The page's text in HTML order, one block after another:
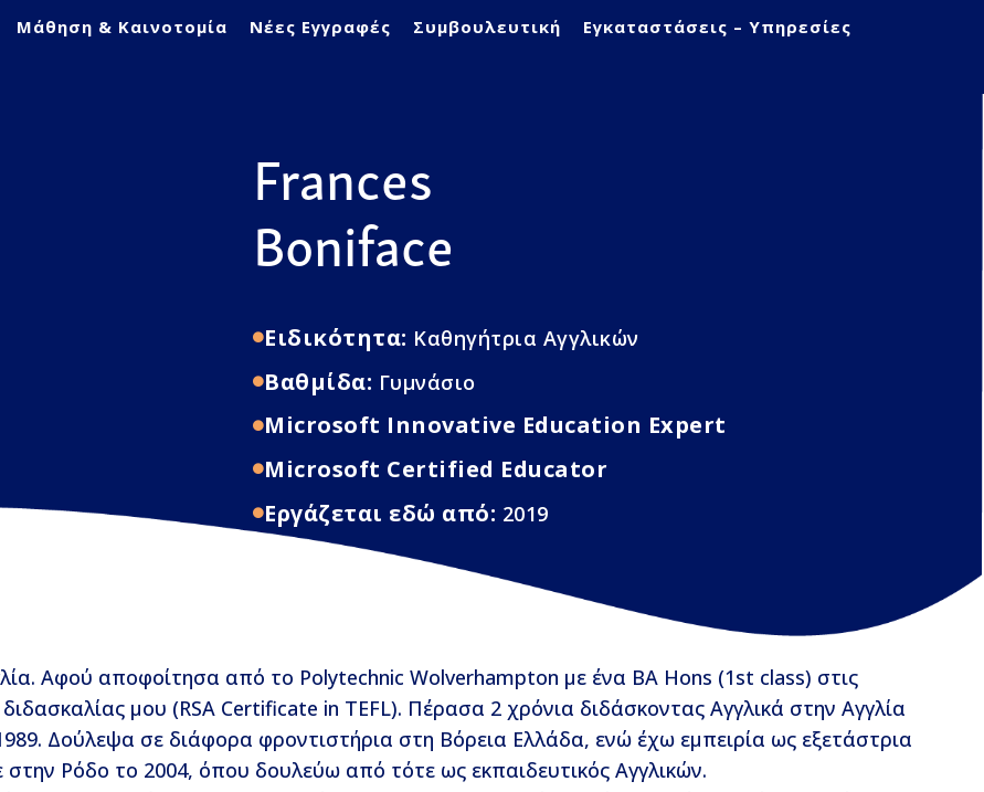
Μάθηση & Καινοτομία Νέες Εγγραφές Συμβουλευτική
Εγκαταστάσεις – Υπηρεσίες
Frances
Boniface
Ειδικότητα: Καθηγήτρια Αγγλικών
Βαθμίδα: Γυμνάσιο
Microsoft Innovative Education Expert
Microsoft Certified Educator
Εργάζεται εδώ από: 2019
Αφού αποφοίτησα από το Polytechnic Wolverhampton με ένα BA Hons (1st class) στις
μου (RSA Certificate in TEFL). Πέρασα 2 χρόνια διδάσκοντας Αγγλικά στην Αγγλία
Δούλεψα σε διάφορα φροντιστήρια στη Βόρεια Ελλάδα, ενώ έχω εμπειρία ως εξετάστρια
Ρόδο το 2004, όπου δουλεύω από τότε ως εκπαιδευτικός Αγγλικών.